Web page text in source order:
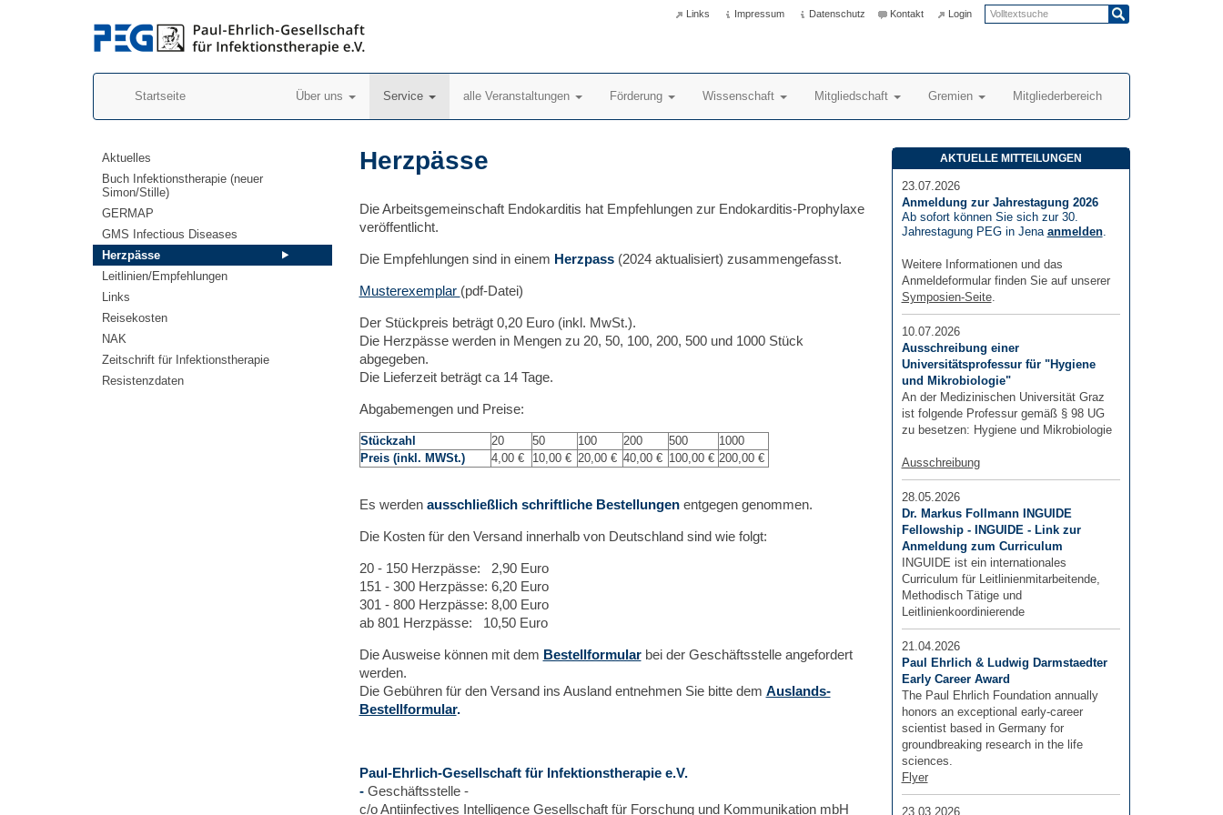
Startseite Über uns Service alle Veranstaltungen Förderung Wissenschaft Mitgliedschaft Gremien Mitgliederbereich
Links Impressum Datenschutz Kontakt Login
Herzpässe
Die Arbeitsgemeinschaft Endokarditis hat Empfehlungen zur Endokarditis-Prophylaxe
veröffentlicht.
Die Empfehlungen sind in einem Herzpass(2024 aktualisiert) zusammengefasst.
Musterexemplar (pdf-Datei)
Der Stückpreis beträgt 0,20 Euro (inkl. MwSt.).
Die Herzpässe werden in Mengen zu 20, 50, 100, 200, 500 und 1000 Stück
abgegeben.
Die Lieferzeit beträgt ca 14 Tage.
Abgabemengen und Preise:
Stückzahl 20 50 100 200 500
1000
Preis (inkl. MWSt.)
4,00 € 10,00 € 20,00 € 40,00 € 100,00 € 200,00 €
Es werden ausschließlich schriftliche Bestellungenentgegen genommen.
Die Kosten für den Versand innerhalb von Deutschland sind wie folgt:
20 - 150 Herzpässe: 2,90 Euro
151 - 300 Herzpässe: 6,20 Euro
301 - 800 Herzpässe: 8,00 Euro
ab 801 Herzpässe: 10,50 Euro
Die Ausweise können mit dem Bestellformularbei der Geschäftsstelle angefordert
werden.
Die Gebühren für den Versand ins Ausland entnehmen Sie bitte dem Auslands-
Bestellformular.
Paul-Ehrlich-Gesellschaft für Infektionstherapie e.V.
- Geschäftsstelle -
c/o Antiinfectives Intelligence Gesellschaft für Forschung und Kommunikation mbH
Aktuelles
Buch Infektionstherapie (neuer
Simon/Stille)
GERMAP
GMS Infectious Diseases
Herzpässe
Leitlinien/Empfehlungen
Links
Reisekosten
NAK
Zeitschrift für Infektionstherapie
Resistenzdaten
AKTUELLE MITTEILUNGEN
23.07.2026
Anmeldung zur Jahrestagung 2026
Ab sofort können Sie sich zur 30.
Jahrestagung PEG in Jena anmelden.
Weitere Informationen und das
Anmeldeformular finden Sie auf unserer
Symposien-Seite.
10.07.2026
Ausschreibung einer
Universitätsprofessur für "Hygiene
und Mikrobiologie"
An der Medizinischen Universität Graz
ist folgende Professur gemäß § 98 UG
zu besetzen: Hygiene und Mikrobiologie
Ausschreibung
28.05.2026
Dr. Markus Follmann INGUIDE
Fellowship - INGUIDE - Link zur
Anmeldung zum Curriculum
INGUIDE ist ein internationales
Curriculum für Leitlinienmitarbeitende,
Methodisch Tätige und
Leitlinienkoordinierende
21.04.2026
Paul Ehrlich & Ludwig Darmstaedter
Early Career Award
The Paul Ehrlich Foundation annually
honors an exceptional early-career
scientist based in Germany for
groundbreaking research in the life
sciences.
Flyer
23.03.2026